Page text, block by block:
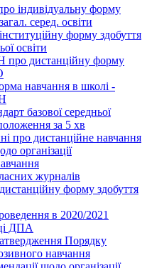
форму
серед. освіти
форму здобуття
освіти
дистанційну форму
навчання в школі -
базової середньої
за 5 хв
про дистанційне навчання
організації
журналів
форму здобуття
в 2020/2021
ДПА
Порядку
навчання